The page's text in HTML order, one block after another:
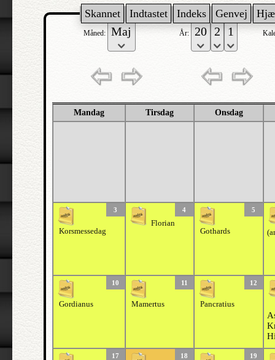
Skannet Indtastet Indeks Genvej
Måned: År:
Mandag Tirsdag Onsdag
3
Korsmessedag
4
Florian
5
Gothards
10
Gordianus
11
Mamertus
12
Pancratius
17 18 19